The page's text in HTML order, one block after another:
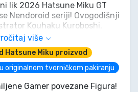
lik 2026 Hatsune Miku GT
Nendoroid seriji! Ovogodišnji
Kouhaku Kuroboshi.
više
Hatsune Miku proizvod
originalnom tvorničkom pakiranju
Gamer povezane Figura!